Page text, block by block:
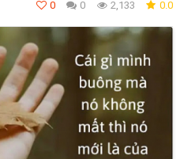
0 0 2,133 0.0